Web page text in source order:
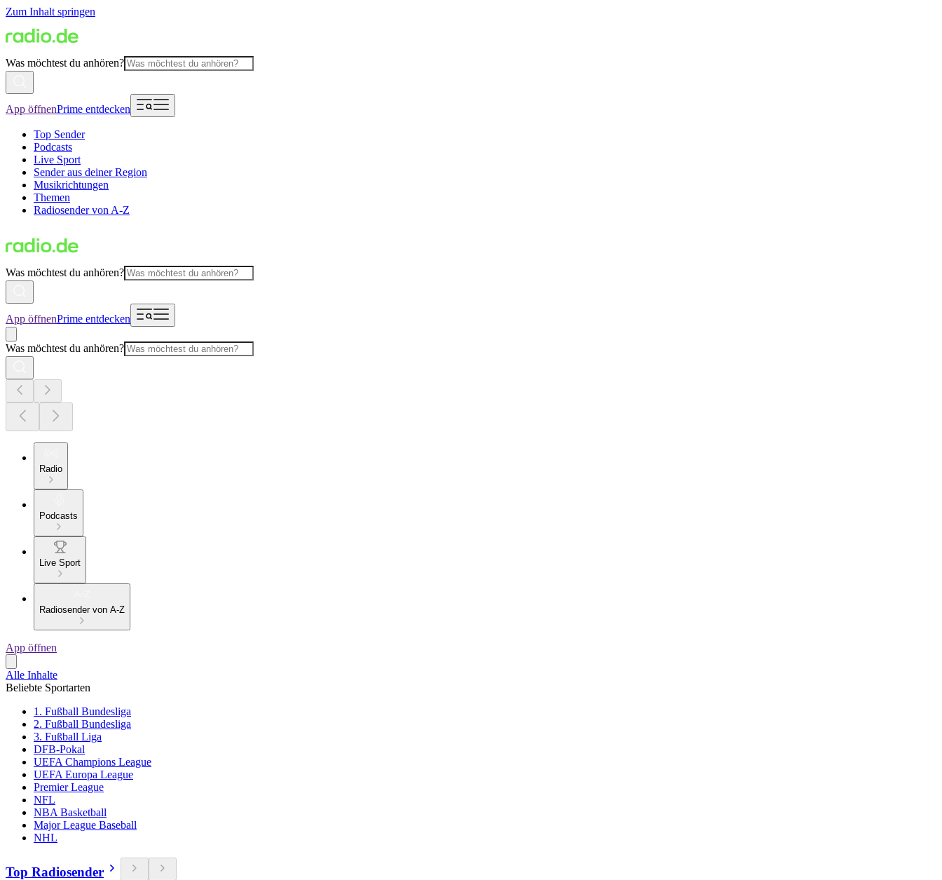
Zum Inhalt springen
Was möchtest du anhören?
App öffnenPrime entdecken
Top Sender
Podcasts
Live Sport
Sender aus deiner Region
Musikrichtungen
Themen
Radiosender von A-Z
Was möchtest du anhören?
App öffnenPrime entdecken
Was möchtest du anhören?
Radio
Podcasts
Live Sport
Radiosender von A-Z
App öffnen
Alle Inhalte
Beliebte Sportarten
1. Fußball Bundesliga
2. Fußball Bundesliga
3. Fußball Liga
DFB-Pokal
UEFA Champions League
UEFA Europa League
Premier League
NFL
NBA Basketball
Major League Baseball
NHL
Top Radiosender